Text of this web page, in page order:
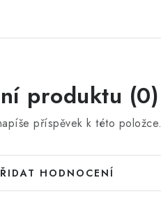
produktu (0)
příspěvek k této položce.
HODNOCENÍ